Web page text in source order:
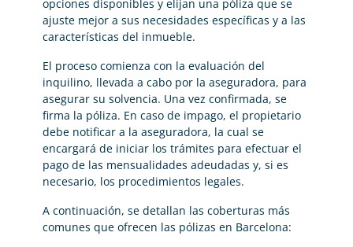
opciones disponibles y elijan una póliza que se
ajuste mejor a sus necesidades específicas y a las
características del inmueble.
El proceso comienza con la evaluación del
inquilino, llevada a cabo por la aseguradora, para
asegurar su solvencia. Una vez confirmada, se
firma la póliza. En caso de impago, el propietario
debe notificar a la aseguradora, la cual se
encargará de iniciar los trámites para efectuar el
pago de las mensualidades adeudadas y, si es
necesario, los procedimientos legales.
A continuación, se detallan las coberturas más
comunes que ofrecen las pólizas en Barcelona: